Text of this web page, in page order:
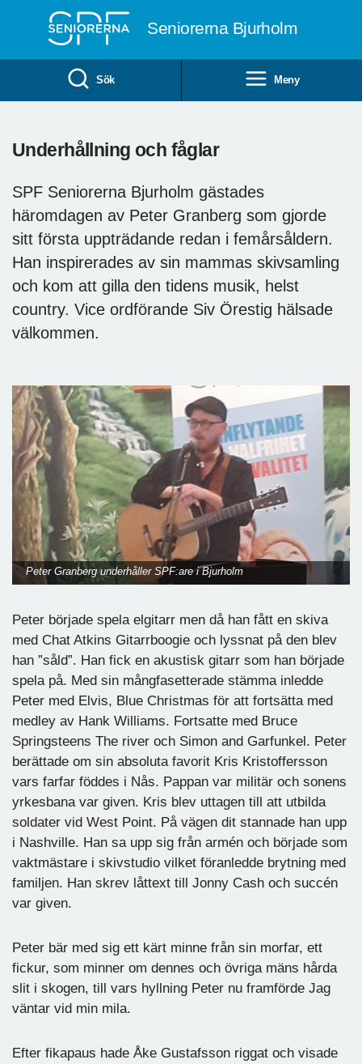
Seniorerna Bjurholm
Sök Meny
Underhållning och fåglar
SPF Seniorerna Bjurholm gästades
häromdagen av Peter Granberg som gjorde
sitt första uppträdande redan i femårsåldern.
Han inspirerades av sin mammas skivsamling
och kom att gilla den tidens musik, helst
country. Vice ordförande Siv Örestig hälsade
välkommen.
Peter Granberg underhåller SPF:are i Bjurholm
Peter började spela elgitarr men då han fått en skiva
med Chat Atkins Gitarrboogie och lyssnat på den blev
han ”såld”. Han fick en akustisk gitarr som han började
spela på. Med sin mångfasetterade stämma inledde
Peter med Elvis, Blue Christmas för att fortsätta med
medley av Hank Williams. Fortsatte med Bruce
Springsteens The river och Simon and Garfunkel. Peter
berättade om sin absoluta favorit Kris Kristoffersson
vars farfar föddes i Nås. Pappan var militär och sonens
yrkesbana var given. Kris blev uttagen till att utbilda
soldater vid West Point. På vägen dit stannade han upp
i Nashville. Han sa upp sig från armén och började som
vaktmästare i skivstudio vilket föranledde brytning med
familjen. Han skrev låttext till Jonny Cash och succén
var given.
Peter bär med sig ett kärt minne från sin morfar, ett
fickur, som minner om dennes och övriga mäns hårda
slit i skogen, till vars hyllning Peter nu framförde Jag
väntar vid min mila.
Efter fikapaus hade Åke Gustafsson riggat och visade